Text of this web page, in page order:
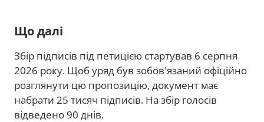
Що далі
Збір підписів під петицією стартував 6 серпня
2026 року. Щоб уряд був зобов'язаний офіційно
розглянути цю пропозицію, документ має
набрати 25 тисяч підписів. На збір голосів
відведено 90 днів.